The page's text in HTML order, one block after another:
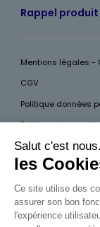
Rappel produit
Mentions légales -
CGV
Politique données
Politique des
Accessibilité
Pour votre santé,